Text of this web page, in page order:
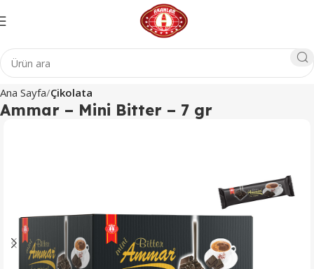
Ana Sayfa Çikolata
Ammar – Mini Bitter – 7 gr